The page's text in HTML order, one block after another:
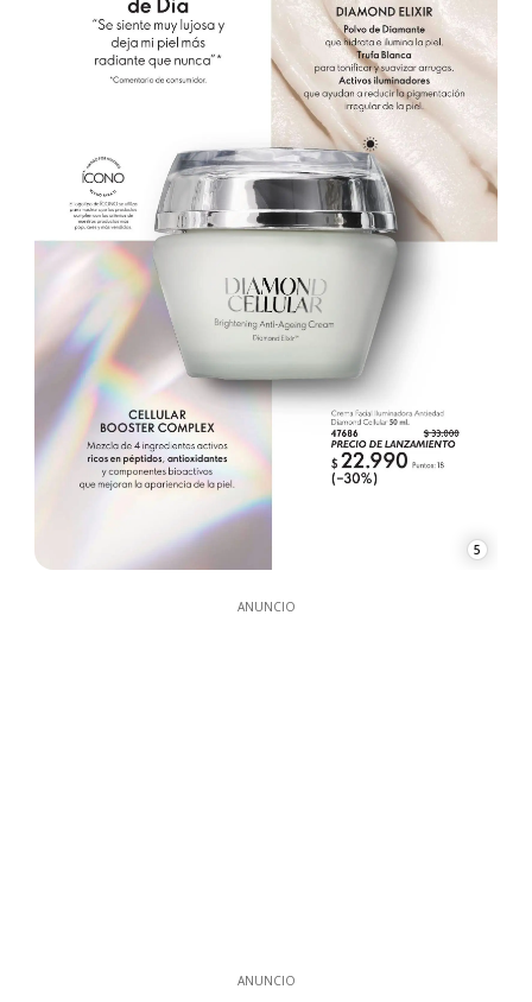
5
ANUNCIO
ANUNCIO